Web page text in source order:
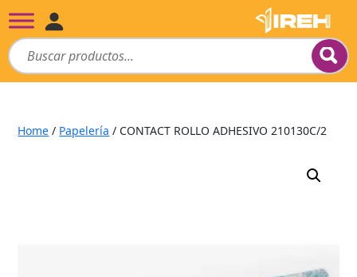
Home / Papelería / CONTACT ROLLO ADHESIVO 210130C/2